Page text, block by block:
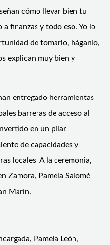
cómo llevar bien tu
a finanzas y todo eso. Yo lo
de tomarlo, háganlo,
explican muy bien y
entregado herramientas
barreras de acceso al
en un pilar
de capacidades y
locales. A la ceremonia,
Zamora, Pamela Salomé
Marín.
Pamela León,